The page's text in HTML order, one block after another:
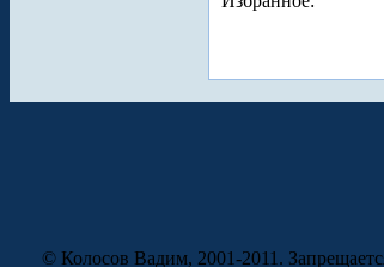
© Колосов Вадим, 2001-2011.